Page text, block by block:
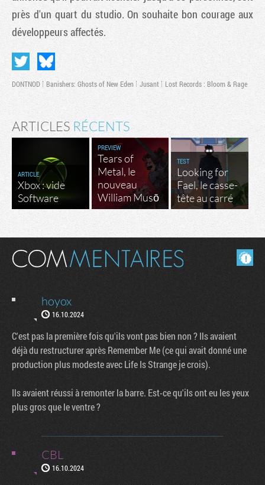
près d'un quart du studio. On souhaite bon courage aux
développeurs affectés.
DONTNOD Banishers: Ghosts of New Eden Jusant Lost Records : Bloom & Rage
ARTICLES RÉCENTS
ARTICLE
Xbox : vide
Software
PREVIEW
Tears of
Metal, le
nouveau
William Musō
TEST
Looking for
Fael, le casse-
tête au carré
Masquer les commentaires lus.
hoyox
16.10.2024
C'est pas la première fois qu'ils vont pas bien non ? Ils avaient
déjà du restructurer après Remember Me (ce qui avait donné une
production plus modeste avec Life Is Strange je crois).
Ils avaient réussi à remonter la barre. Est-ce qu'ils ont eu les yeux
plus gros que le ventre ?
CBL
16.10.2024
Tribune